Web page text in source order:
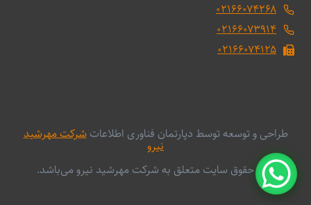
۰۲۱۶۶۰۷۴۲۶۸
۰۲۱۶۶۰۷۳۹۱۴
۰۲۱۶۶۰۷۴۱۲۵
طراحی و توسعه توسط دپارتمان فناوری اطلاعاتشرکت مهرشید
نیرو
کلیه حقوق سایت متعلق به شرکت مهرشید نیرو می‌باشد.